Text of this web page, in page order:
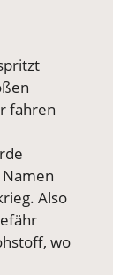
fahren
Also
wo